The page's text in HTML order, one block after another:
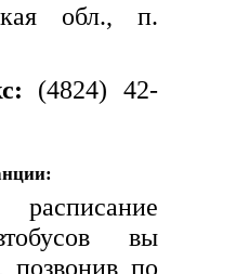
обл., п.
(4824) 42-
вы
позвонив по